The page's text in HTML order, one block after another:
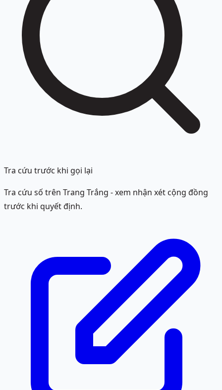
Tra cứu trước khi gọi lại
Tra cứu số trên Trang Trắng - xem nhận xét cộng đồng
trước khi quyết định.